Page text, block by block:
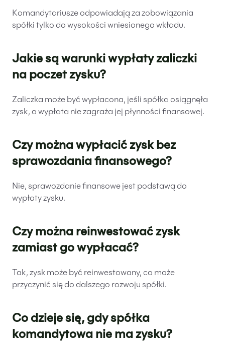
Komandytariusze odpowiadają za zobowiązania
spółki tylko do wysokości wniesionego wkładu.
Jakie są warunki wypłaty zaliczki
na poczet zysku?
Zaliczka może być wypłacona, jeśli spółka osiągnęła
zysk, a wypłata nie zagraża jej płynności finansowej.
Czy można wypłacić zysk bez
sprawozdania finansowego?
Nie, sprawozdanie finansowe jest podstawą do
wypłaty zysku.
Czy można reinwestować zysk
zamiast go wypłacać?
Tak, zysk może być reinwestowany, co może
przyczynić się do dalszego rozwoju spółki.
Co dzieje się, gdy spółka
komandytowa nie ma zysku?